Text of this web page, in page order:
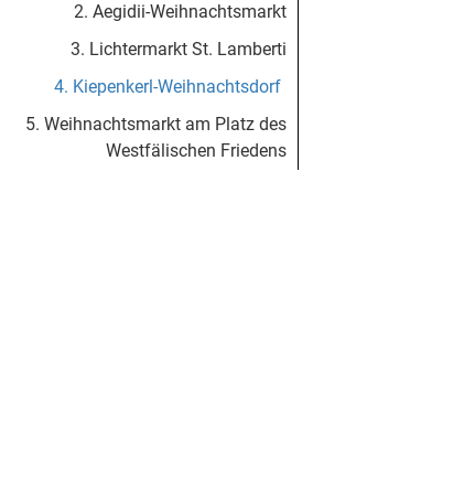
2. Aegidii-Weihnachtsmarkt
3. Lichtermarkt St. Lamberti
4. Kiepenkerl-Weihnachtsdorf
5. Weihnachtsmarkt am Platz des
Westfälischen Friedens